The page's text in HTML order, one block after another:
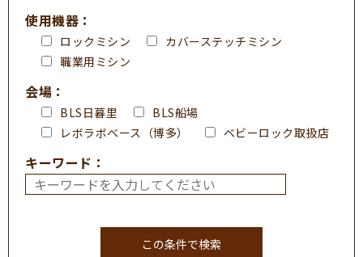
使用機器：
ロックミシン
カバーステッチミシン
職業用ミシン
会場：
BLS日暮里
BLS船場
レボラボベース（博多）
ベビーロック取扱店
キーワード：